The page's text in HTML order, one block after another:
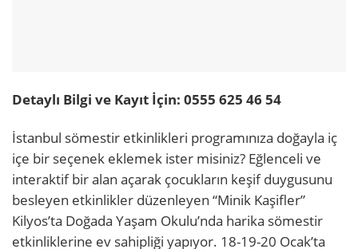
Detaylı Bilgi ve Kayıt İçin: 0555 625 46 54
İstanbul sömestir etkinlikleri programınıza doğayla iç
içe bir seçenek eklemek ister misiniz? Eğlenceli ve
interaktif bir alan açarak çocukların keşif duygusunu
besleyen etkinlikler düzenleyen “Minik Kaşifler”
Kilyos’ta Doğada Yaşam Okulu’nda harika sömestir
etkinliklerine ev sahipliği yapıyor. 18-19-20 Ocak’ta